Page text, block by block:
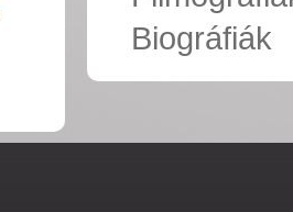
Biográfiák